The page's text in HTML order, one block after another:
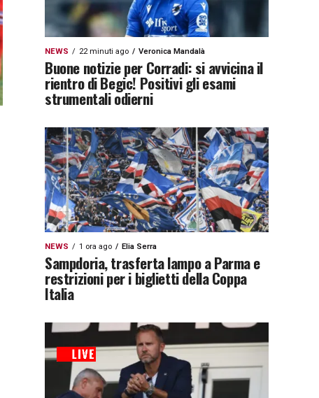
NEWS 22 minuti ago Veronica Mandalà
Buone notizie per Corradi: si avvicina il
rientro di Begic! Positivi gli esami
strumentali odierni
NEWS 1 ora ago Elia Serra
Sampdoria, trasferta lampo a Parma e
restrizioni per i biglietti della Coppa
Italia